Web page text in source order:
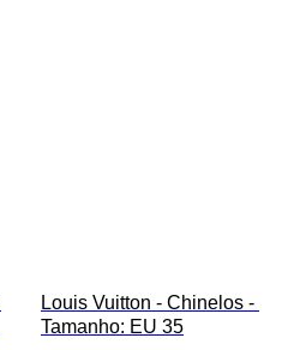
Louis Vuitton - Chinelos -
Tamanho: EU 35